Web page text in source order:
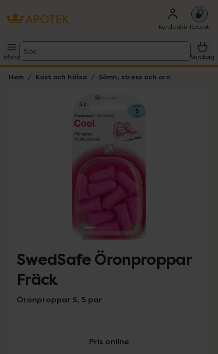
Kundklubb Recept
Meny
Sök
Varukorg
Hem Kost och hälsa Sömn, stress och oro
Lista: . Innehåller 1 objekt.
SwedSafe Öronproppar
Fräck
Öronproppar S, 5 par
Pris online